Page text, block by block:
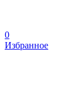
0
Избранное